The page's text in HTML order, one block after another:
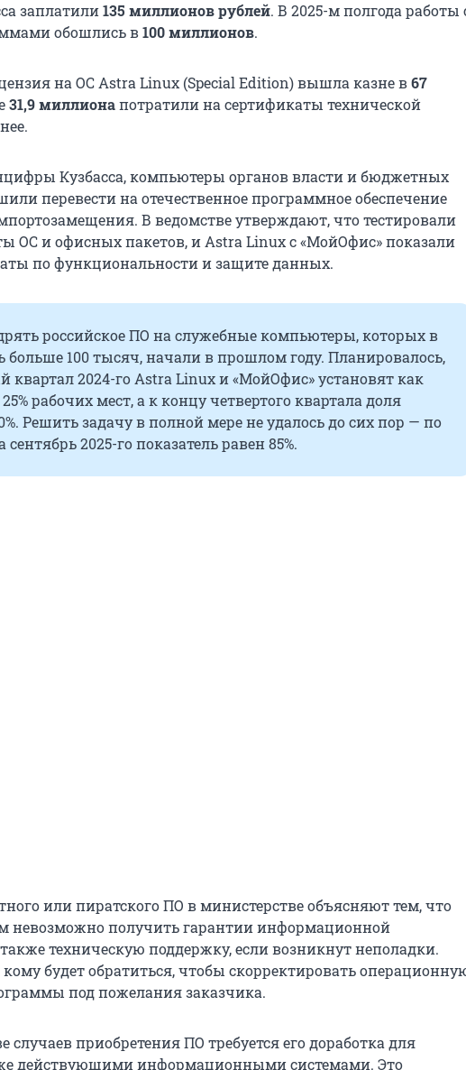
заплатили135 миллионов рублей. В 2025-м полгода работы
обошлись в100 миллионов.
на ОС Astra Linux (Special Edition) вышла казне в67
31,9 миллионапотратили на сертификаты технической
Кузбасса, компьютеры органов власти и бюджетных
перевести на отечественное программное обеспечение
В ведомстве утверждают, что тестировали
ОС и офисных пакетов, и Astra Linux с «МойОфис» показали
по функциональности и защите данных.
российское ПО на служебные компьютеры, которых в
больше 100 тысяч, начали в прошлом году. Планировалось,
квартал 2024-го Astra Linux и «МойОфис» установят как
рабочих мест, а к концу четвертого квартала доля
Решить задачу в полной мере не удалось до сих пор — по
2025-го показатель равен 85%.
или пиратского ПО в министерстве объясняют тем, что
невозможно получить гарантии информационной
также техническую поддержку, если возникнут неполадки.
кому будет обратиться, чтобы скорректировать
под пожелания заказчика.
случаев приобретения ПО требуется его доработка для
действующими информационными системами. Это